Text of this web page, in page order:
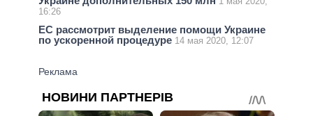
16:26
ЕС рассмотрит выделение помощи Украине
по ускоренной процедуре 14 мая 2020, 12:07